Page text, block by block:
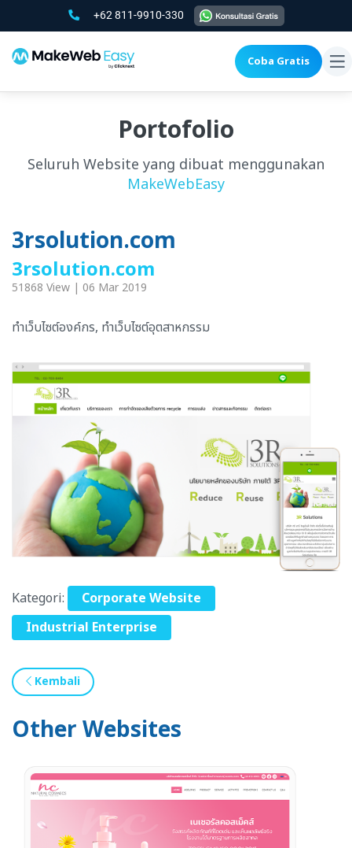
+62 811-9910-330
Coba Gratis
Portofolio
Seluruh Website yang dibuat menggunakan
MakeWebEasy
3rsolution.com
3rsolution.com
51868 View | 06 Mar 2019
ทำเว็บไซต์องค์กร, ทำเว็บไซต์อุตสาหกรรม
Kategori:
Corporate Website
Industrial Enterprise
Kembali
Other Websites